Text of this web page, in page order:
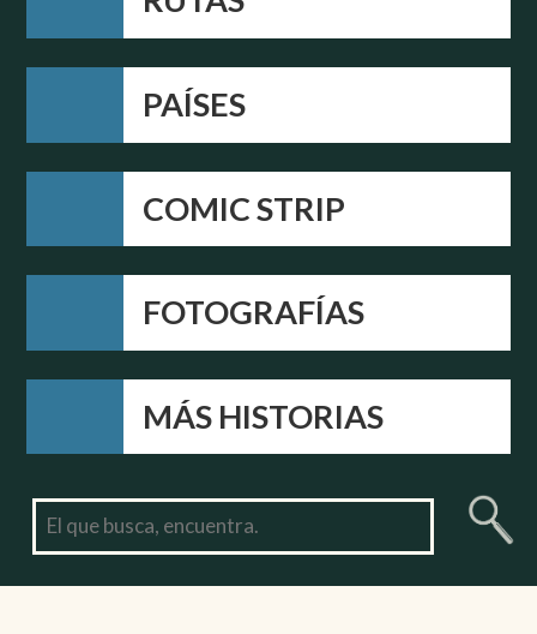
PAÍSES
COMIC STRIP
FOTOGRAFÍAS
MÁS HISTORIAS